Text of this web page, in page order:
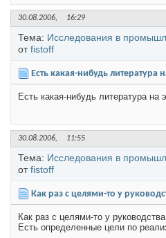
30.08.2006, 16:29
Тема: Исследования в
отfistoff
Есть какая-нибудь литература
Есть какая-нибудь литература на
30.08.2006, 11:55
Тема: Исследования в
отfistoff
Как раз с целями-то у
Как раз с целями-то у
Есть определенные цели по